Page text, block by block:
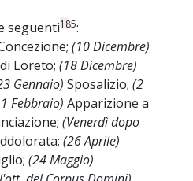
seguenti185:
(10 Dicembre)
Loreto; (18 Dicembre)
Gennaio) Sposalizio; (2
Febbraio) Apparizione a
(Venerdì dopo
(26 Aprile)
(24 Maggio)